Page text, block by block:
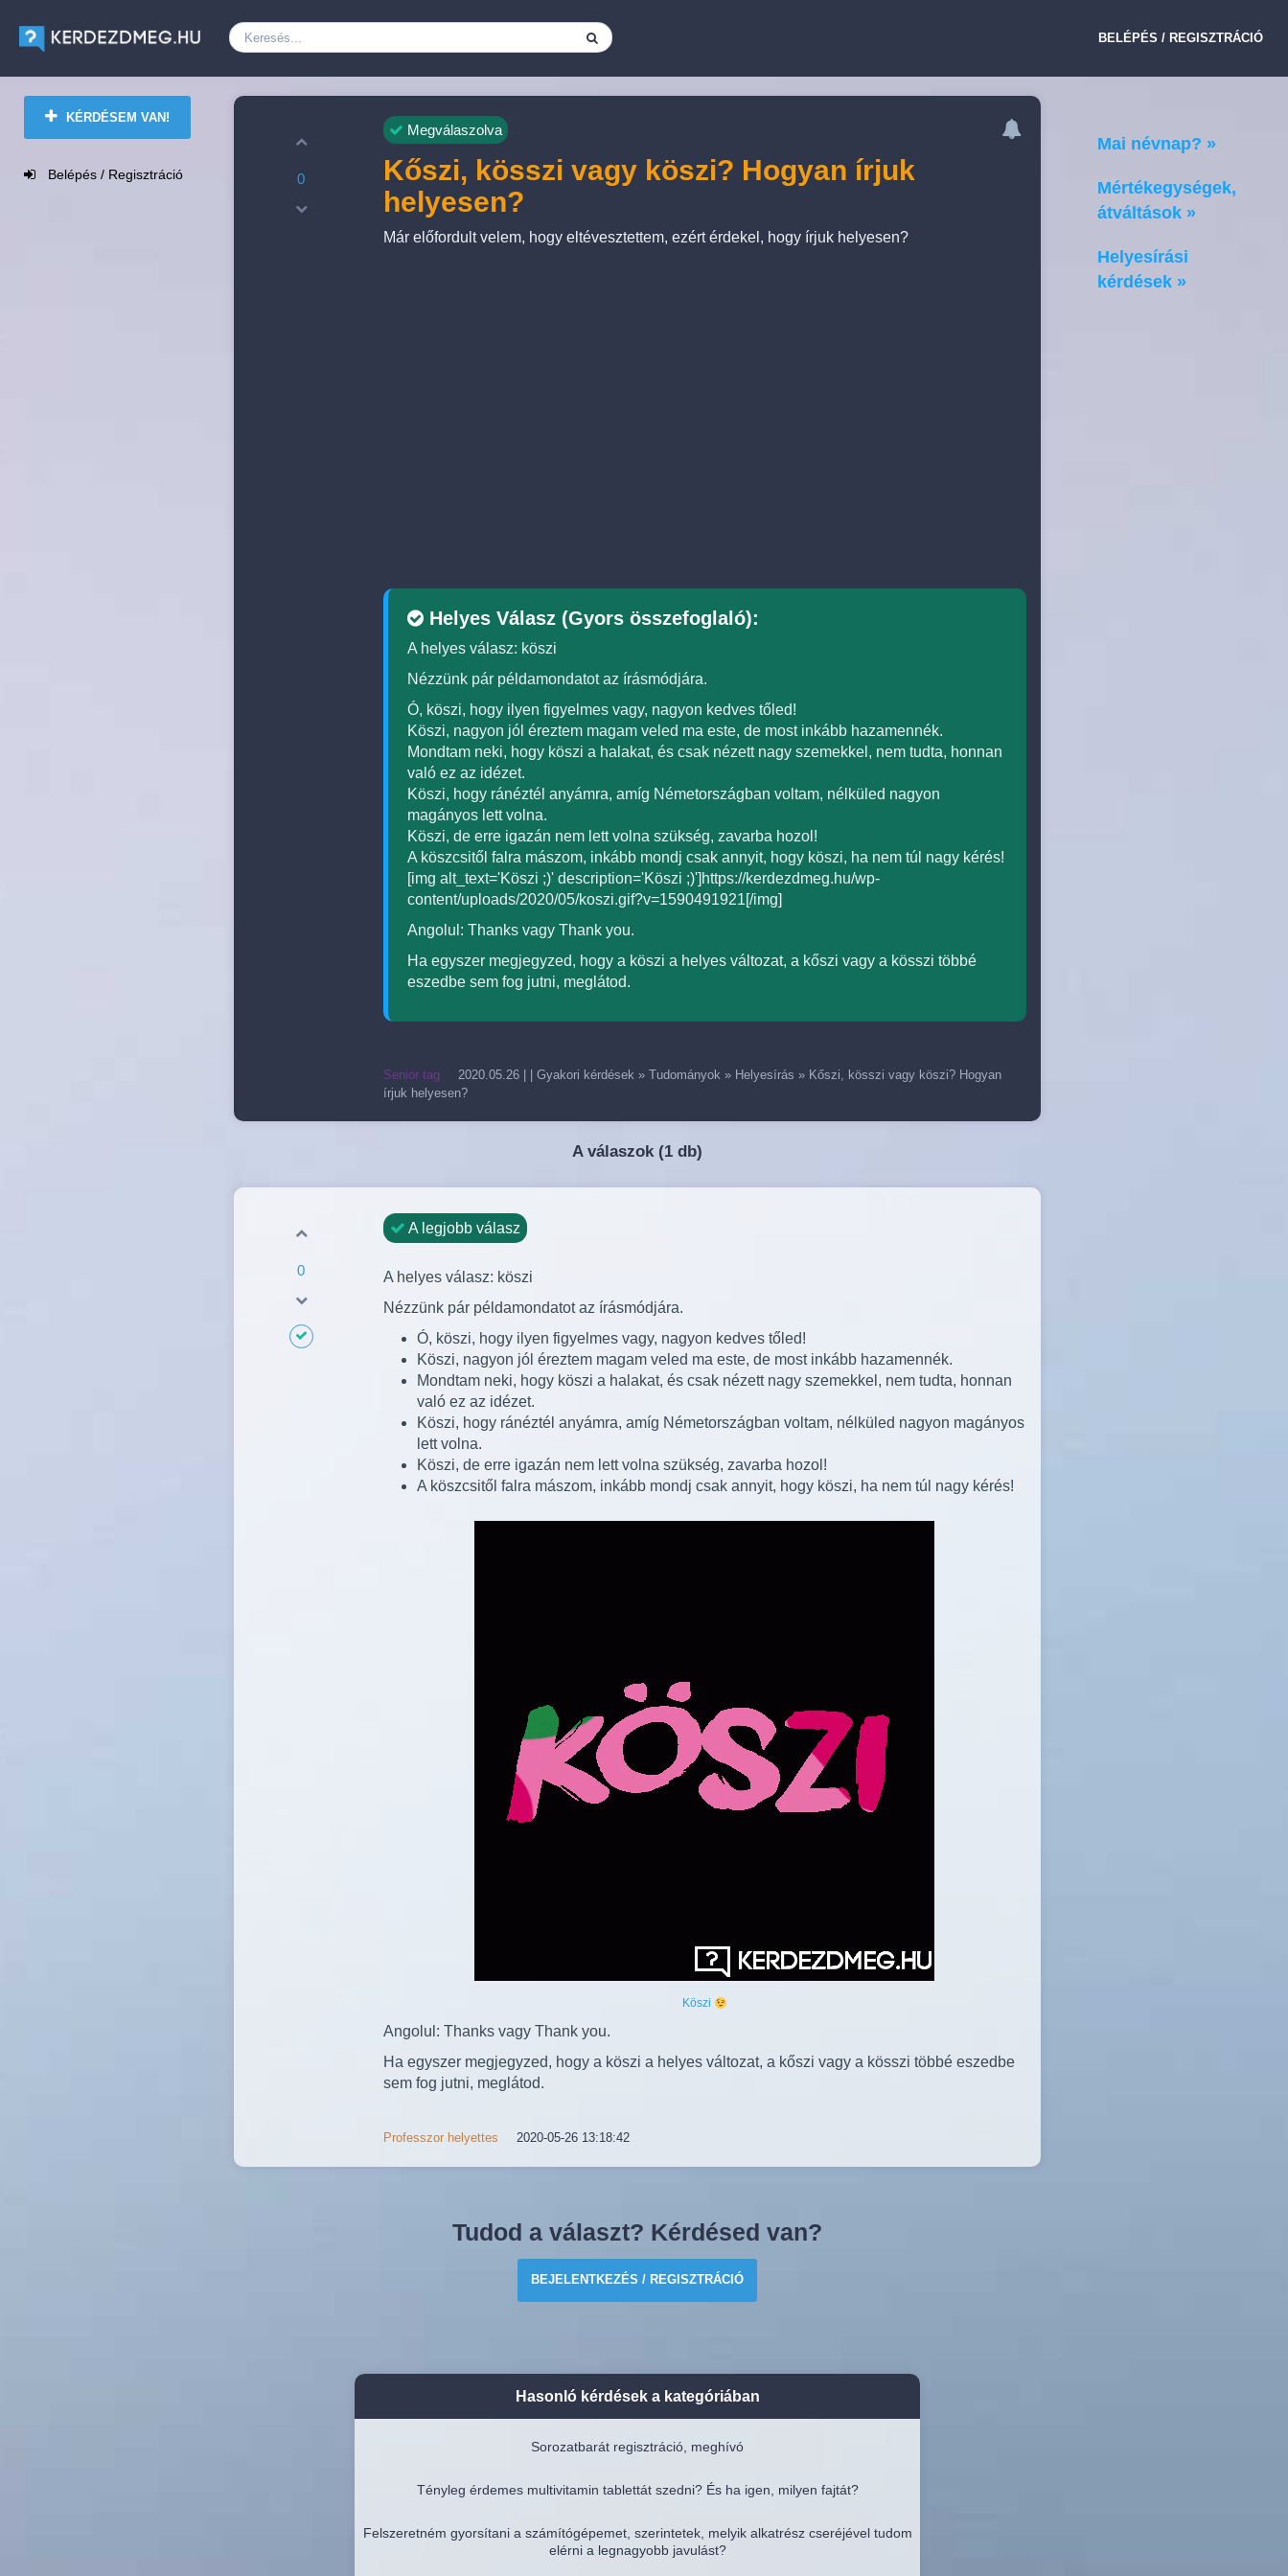
BELÉPÉS / REGISZTRÁCIÓ
KÉRDÉSEM VAN!
Belépés / Regisztráció 0
Megválaszolva
Kőszi, kösszi vagy köszi? Hogyan írjuk
helyesen?
Már előfordult velem, hogy eltévesztettem, ezért érdekel, hogy írjuk helyesen?
Helyes Válasz (Gyors összefoglaló):
A helyes válasz: köszi
Nézzünk pár példamondatot az írásmódjára.
Ó, köszi, hogy ilyen figyelmes vagy, nagyon kedves tőled!
Köszi, nagyon jól éreztem magam veled ma este, de most inkább hazamennék.
Mondtam neki, hogy köszi a halakat, és csak nézett nagy szemekkel, nem tudta, honnan
való ez az idézet.
Köszi, hogy ránéztél anyámra, amíg Németországban voltam, nélküled nagyon
magányos lett volna.
Köszi, de erre igazán nem lett volna szükség, zavarba hozol!
A köszcsitől falra mászom, inkább mondj csak annyit, hogy köszi, ha nem túl nagy kérés!
[img alt_text='Köszi ;)' description='Köszi ;)']https://kerdezdmeg.hu/wp-
content/uploads/2020/05/koszi.gif?v=1590491921[/img]
Angolul: Thanks vagy Thank you.
Ha egyszer megjegyzed, hogy a köszi a helyes változat, a kőszi vagy a kösszi többé
eszedbe sem fog jutni, meglátod.
Senior tag 2020.05.26 Gyakori kérdések » Tudományok » Helyesírás » Kőszi, kösszi vagy köszi? Hogyan
írjuk helyesen?
A válaszok (1 db)
0
A legjobb válasz
A helyes válasz: köszi
Nézzünk pár példamondatot az írásmódjára.
Ó, köszi, hogy ilyen figyelmes vagy, nagyon kedves tőled!
Köszi, nagyon jól éreztem magam veled ma este, de most inkább hazamennék.
Mondtam neki, hogy köszi a halakat, és csak nézett nagy szemekkel, nem tudta, honnan
való ez az idézet.
Köszi, hogy ránéztél anyámra, amíg Németországban voltam, nélküled nagyon magányos
lett volna.
Köszi, de erre igazán nem lett volna szükség, zavarba hozol!
A köszcsitől falra mászom, inkább mondj csak annyit, hogy köszi, ha nem túl nagy kérés!
Köszi
Angolul: Thanks vagy Thank you.
Ha egyszer megjegyzed, hogy a köszi a helyes változat, a kőszi vagy a kösszi többé eszedbe
sem fog jutni, meglátod.
Professzor helyettes 2020-05-26 13:18:42
Tudod a választ? Kérdésed van?
BEJELENTKEZÉS / REGISZTRÁCIÓ
Hasonló kérdések a kategóriában
Sorozatbarát regisztráció, meghívó
Tényleg érdemes multivitamin tablettát szedni? És ha igen, milyen fajtát?
Felszeretném gyorsítani a számítógépemet, szerintetek, melyik alkatrész cseréjével tudom
elérni a legnagyobb javulást?
Mai névnap? »
Mértékegységek,
átváltások »
Helyesírási
kérdések »